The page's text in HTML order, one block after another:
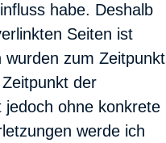
habe. Deshalb
Seiten ist
wurden zum Zeitpunkt
der
jedoch ohne konkrete
werde ich